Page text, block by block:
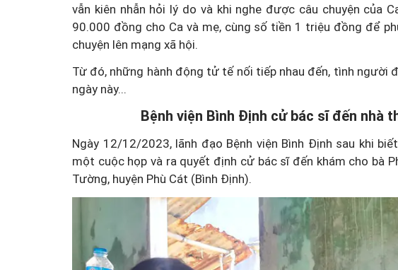
vẫn kiên nhẫn hỏi lý do và khi nghe được câu chuyện của
90.000 đồng cho Ca và mẹ, cùng số tiền 1 triệu đồng để
chuyện lên mạng xã hội.
Từ đó, những hành động tử tế nối tiếp nhau đến, tình người
ngày này...
Bệnh viện Bình Định cử bác sĩ đến nhà
Ngày 12/12/2023, lãnh đạo Bệnh viện Bình Định sau khi
một cuộc họp và ra quyết định cử bác sĩ đến khám cho bà
Tường, huyện Phù Cát (Bình Định).